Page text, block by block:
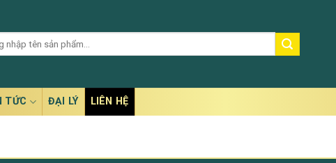
TỨC ĐẠI LÝ LIÊN HỆ